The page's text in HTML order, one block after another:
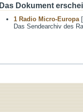
Das Dokument
1 Radio Micro-Europa
Das Sendearchiv des